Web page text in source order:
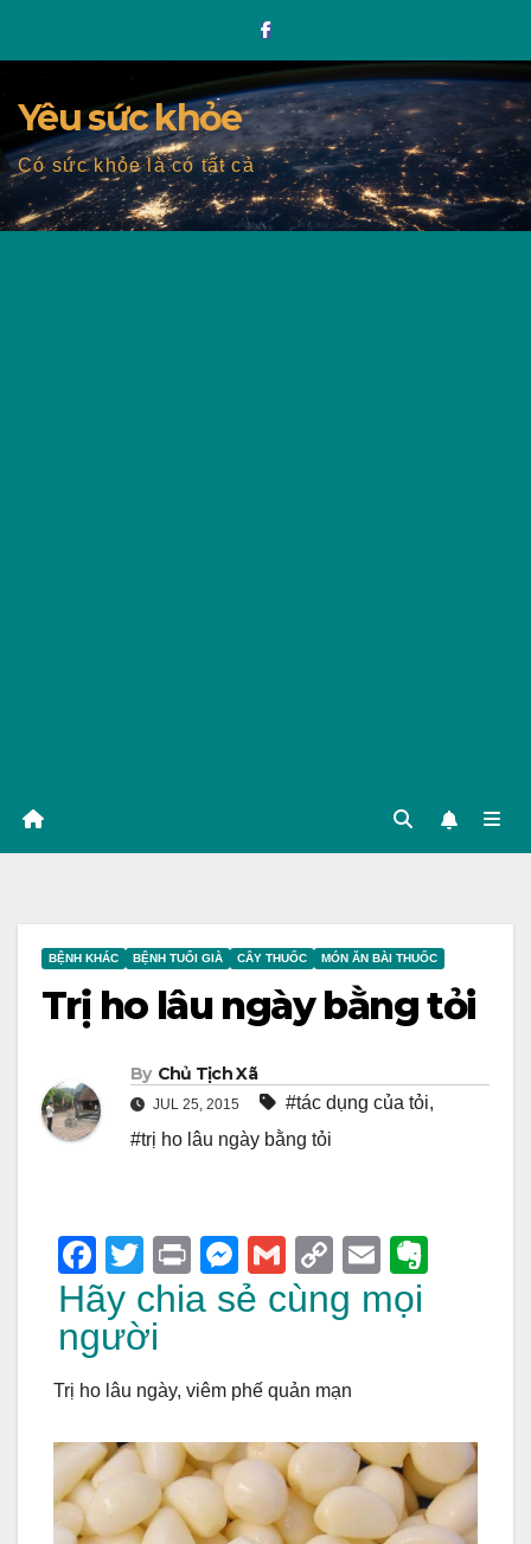
Yêu sức khỏe
Có sức khỏe là có tất cả
BỆNH KHÁC BỆNH TUỔI GIÀ CÂY THUỐC MÓN ĂN BÀI THUỐC
Trị ho lâu ngày bằng tỏi
By Chủ Tịch Xã
JUL 25, 2015 #tác dụng của tỏi,
#trị ho lâu ngày bằng tỏi
F
a
c
e
b
o
o
k
T
wi
tt
Pr
in
M
e
n
g
er
G
m
C
o
p
Li
n
k
E
m
ail
e
Hãy chia sẻ cùng mọi
người
Trị ho lâu ngày, viêm phế quản mạn